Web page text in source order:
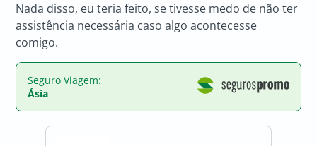
Nada disso, eu teria feito, se tivesse medo de não ter
assistência necessária caso algo acontecesse
comigo.
Seguro Viagem:
Ásia